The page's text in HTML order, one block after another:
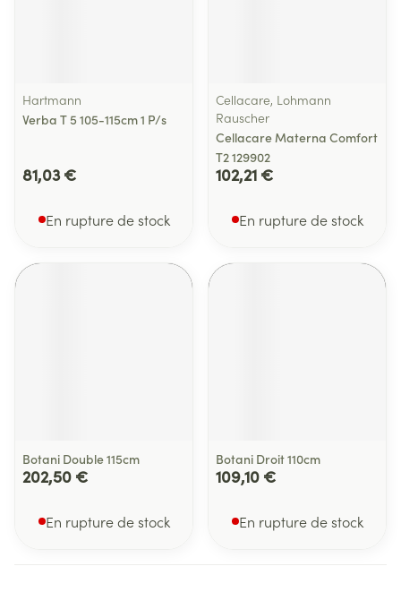
Hartmann
Verba T 5 105-115cm 1 P/s
81,03 €
En rupture de stock
Cellacare, Lohmann
Rauscher
Cellacare Materna Comfort
T2 129902
102,21 €
En rupture de stock
Botani Double 115cm
202,50 €
En rupture de stock
Botani Droit 110cm
109,10 €
En rupture de stock